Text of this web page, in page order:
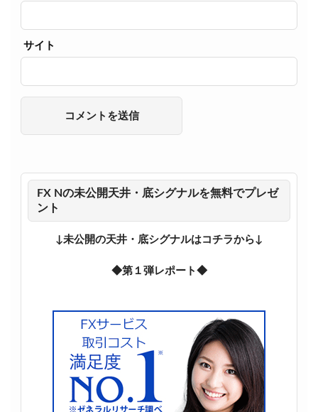
サイト
FX Nの未公開天井・底シグナルを無料でプレゼ
ント
↓未公開の天井・底シグナルはコチラから↓
◆第１弾レポート◆